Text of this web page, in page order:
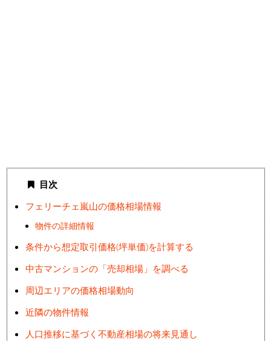
目次
フェリーチェ嵐山の価格相場情報
物件の詳細情報
条件から想定取引価格(坪単価)を計算する
中古マンションの「売却相場」を調べる
周辺エリアの価格相場動向
近隣の物件情報
人口推移に基づく不動産相場の将来見通し